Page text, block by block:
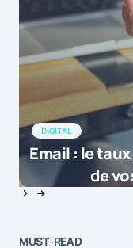
DIGITAL
Email : le
de
MUST-READ